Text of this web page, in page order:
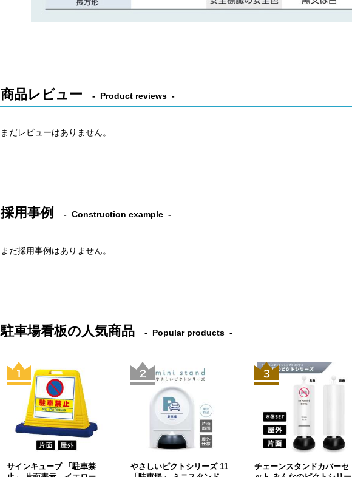
商品レビュー Product reviews
まだレビューはありません。
採用事例 Construction example
まだ採用事例はありません。
駐車場看板の人気商品 Popular products
サインキューブ 「駐車禁
やさしいピクトシリーズ 11
チェーンスタンドカバーセ